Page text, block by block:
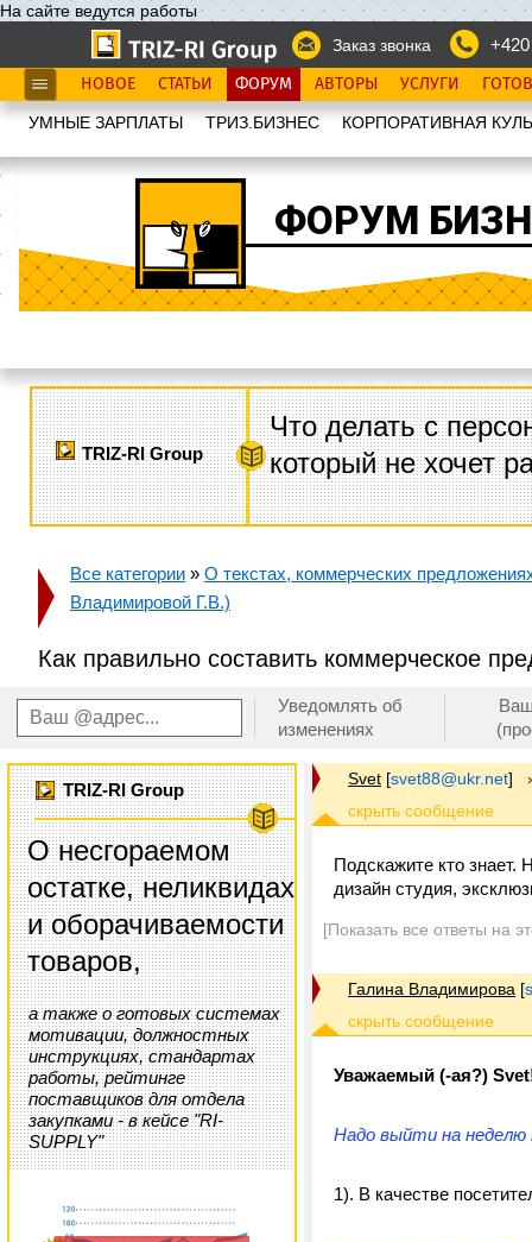
На сайте ведутся работы
Заказ звонка
НОВОЕ СТАТЬИ ФОРУМ АВТОРЫ УСЛУГИ
УМНЫЕ ЗАРПЛАТЫ ТРИЗ.БИЗНЕС КОРПОРАТИВНАЯ
ФОРУМ
TRIZ-RI Group
Что делать с
который не хочет
Все категории » О текстах, коммерческих
Владимировой Г.В.)
Как правильно составить коммерческое
Уведомлять об
изменениях
TRIZ-RI Group
О несгораемом
остатке, неликвидах
и оборачиваемости
товаров,
а также о готовых системах
мотивации, должностных
инструкциях, стандартах
работы, рейтинге
поставщиков для отдела
закупками - в кейсе "RI-
SUPPLY"
Svet [svet88@ukr.net]
Подскажите кто
дизайн студия,
[Показать все ответы на
Галина Владимирова [
Уважаемый (-ая?)
Надо выйти на неделю
1). В качестве